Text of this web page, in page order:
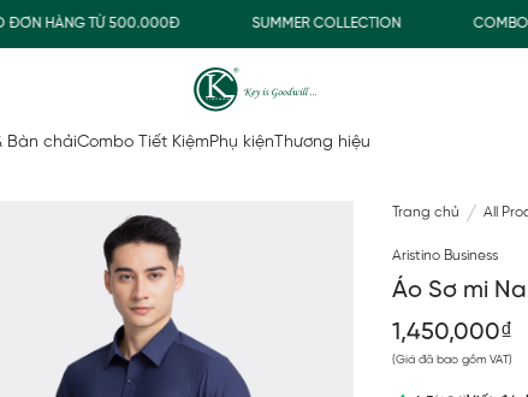
HÀNG TỪ 500.000Đ SUMMER COLLECTION COMBO
Bàn chảiCombo Tiết KiệmPhụ kiện Thương hiệu
Trang chủ All
Aristino Business
Áo Sơ mi
1,450,000₫
(Giá đã bao gồm VAT)